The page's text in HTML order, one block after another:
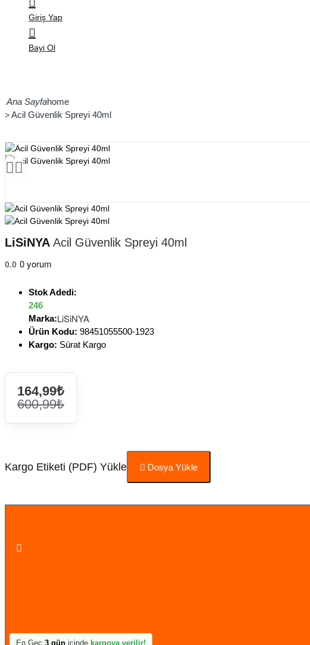
Giriş Yap
Bayi Ol
home
Acil Güvenlik Spreyi 40ml
LiSiNYA Acil Güvenlik Spreyi 40ml
0.0 0 yorum
Stok Adedi:
246
Marka:LiSiNYA
Ürün Kodu: 98451055500-1923
Kargo: Sürat Kargo
164,99₺
600,99₺
Kargo Etiketi (PDF) Yükle Dosya Yükle
En Geç 3 gün içinde kargoya verilir!